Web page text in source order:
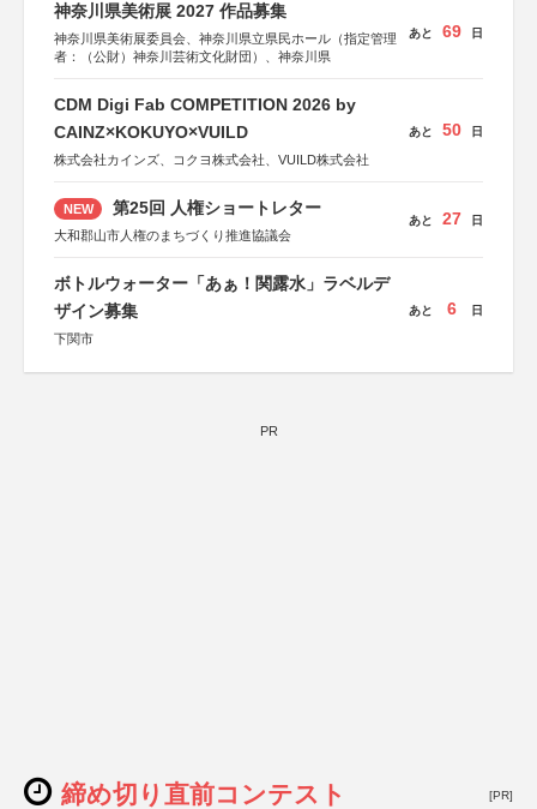
神奈川県美術展 2027 作品募集
神奈川県美術展委員会、神奈川県立県民ホール（指定管理
者：（公財）神奈川芸術文化財団）、神奈川県
あと 69 日
CDM Digi Fab COMPETITION 2026 by
CAINZ×KOKUYO×VUILD
株式会社カインズ、コクヨ株式会社、VUILD株式会社
あと 50 日
NEW 第25回 人権ショートレター
大和郡山市人権のまちづくり推進協議会
あと 27 日
ボトルウォーター「あぁ！関露水」ラベルデ
ザイン募集
下関市
あと 6 日
PR
締め切り直前コンテスト [PR]